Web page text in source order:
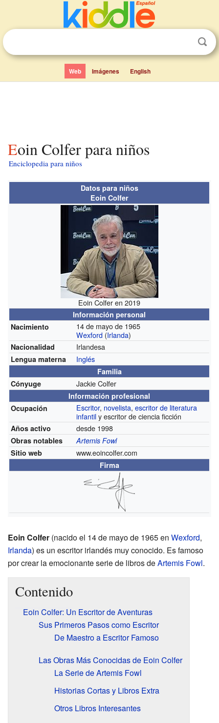
Web Imágenes English
Eoin Colfer para niños
Enciclopedia para niños
Datos para niños
Eoin Colfer
Eoin Colfer en 2019
Información personal
Nacimiento
14 de mayo de 1965
Wexford (Irlanda)
Nacionalidad Irlandesa
Lengua materna Inglés
Familia
Cónyuge
Jackie Colfer
Información profesional
Ocupación
Escritor, novelista,escritor de literatura
infantily escritor de ciencia ficción
Años activo desde 1998
Obras notables
Artemis Fowl
Sitio web
www.eoincolfer.com
Firma
Eoin Colfer (nacido el 14 de mayo de 1965 en Wexford,
Irlanda) es un escritor irlandés muy conocido. Es famoso
por crear la emocionante serie de libros deArtemis Fowl.
Contenido
Eoin Colfer: Un Escritor de Aventuras
Sus Primeros Pasos como Escritor
De Maestro a Escritor Famoso
Las Obras Más Conocidas de Eoin Colfer
La Serie de Artemis Fowl
Historias Cortas y Libros Extra
Otros Libros Interesantes